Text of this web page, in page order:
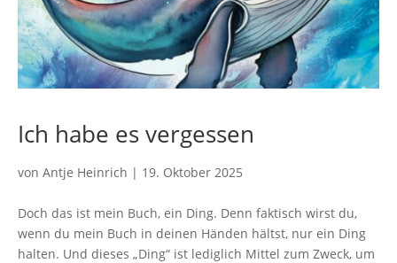
Ich habe es vergessen
von Antje Heinrich | 19. Oktober 2025
Doch das ist mein Buch, ein Ding. Denn faktisch wirst du,
wenn du mein Buch in deinen Händen hältst, nur ein Ding
halten. Und dieses „Ding“ ist lediglich Mittel zum Zweck, um